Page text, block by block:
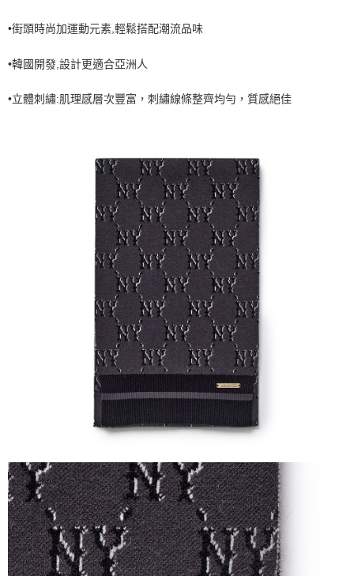
•街頭時尚加運動元素,輕鬆搭配潮流品味
•韓國開發,設計更適合亞洲人
•立體刺繡:肌理感層次豐富，刺繡線條整齊均勻，質感絕佳